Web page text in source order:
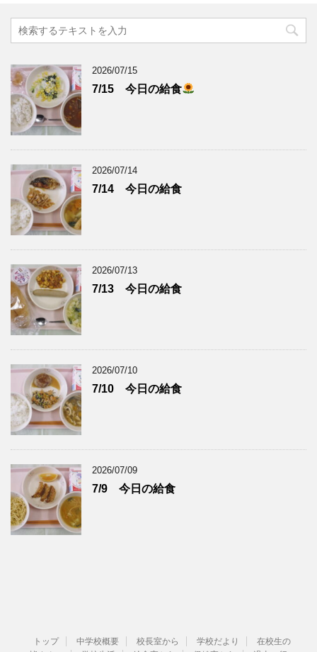
2026/07/15
7/15 今日の給食
2026/07/14
7/14 今日の給食
2026/07/13
7/13 今日の給食
2026/07/10
7/10 今日の給食
2026/07/09
7/9 今日の給食
トップ 中学校概要 校長室から 学校だより
在校生の